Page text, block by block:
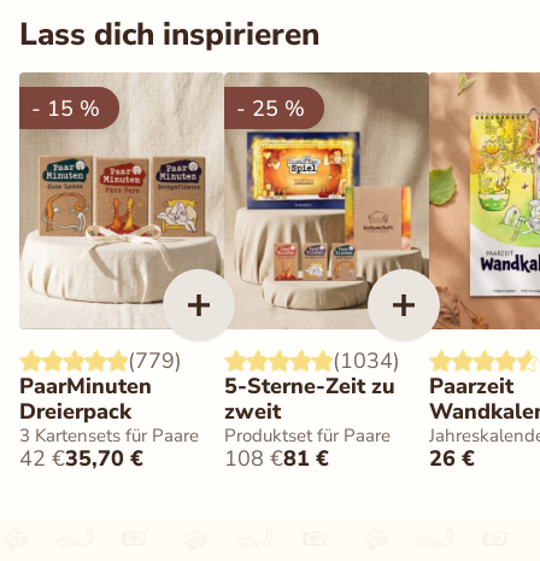
Lass dich inspirieren
- 15 %
(779)
PaarMinuten
Dreierpack
3 Kartensets für Paare
42 €35,70 €
- 25 %
(1034)
5-Sterne-Zeit zu
zweit
Produktset für Paare
108 €81 €
Paarzeit
26 €